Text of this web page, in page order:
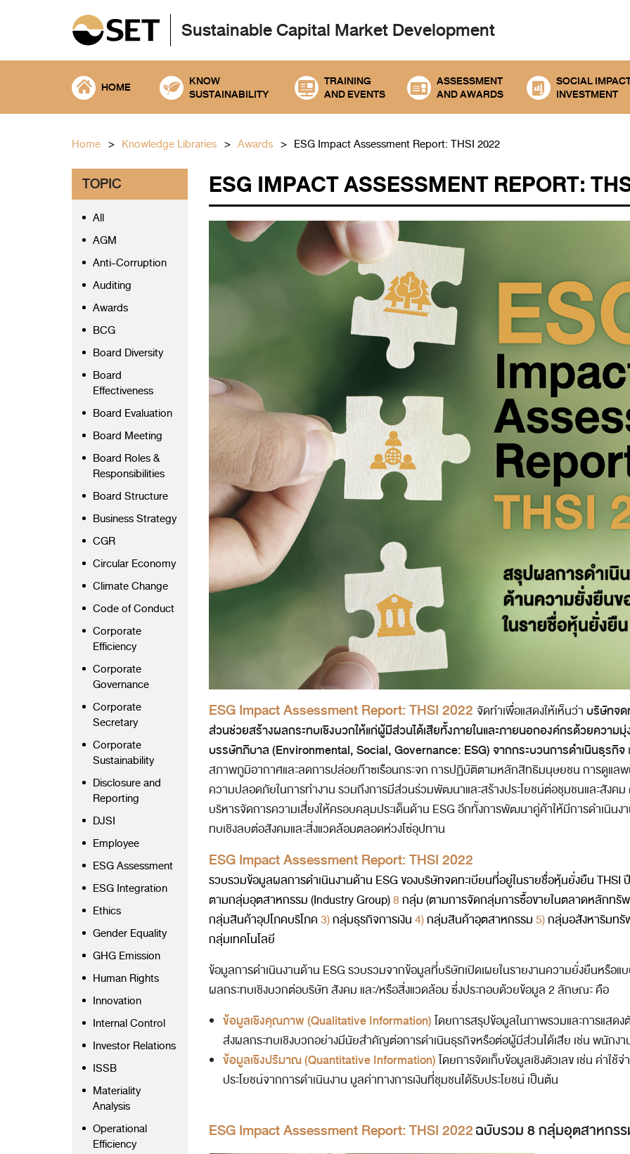
Sustainable Capital Market Development
HOME
KNOW
SUSTAINABILITY
TRAINING
AND EVENTS
ASSESSMENT
AND AWARDS
SOCIAL
INVESTMENT
Home Knowledge Libraries Awards ESG Impact Assessment Report: THSI 2022
TOPIC
All
AGM
Anti-Corruption
Auditing
Awards
BCG
Board Diversity
Board
Effectiveness
Board Evaluation
Board Meeting
Board Roles &
Responsibilities
Board Structure
Business Strategy
CGR
Circular Economy
Climate Change
Code of Conduct
Corporate
Efficiency
Corporate
Governance
Corporate
Secretary
Corporate
Sustainability
Disclosure and
Reporting
DJSI
Employee
ESG Assessment
ESG Integration
Ethics
Gender Equality
GHG Emission
Human Rights
Innovation
Internal Control
Investor Relations
ISSB
Materiality
Analysis
Operational
Efficiency
ESG IMPACT ASSESSMENT REPORT:
ESG Impact Assessment Report: THSI 2022 จัดทำเพื่อแสดงให้เห็นว่าบริษัทจด
ส่วนช่วยสร้างผลกระทบเชิงบวกให้แก่ผู้มีส่วนได้เสียทั้งภายในและภายนอกองค์กรด้วยควา
บรรษัทภิบาล (Environmental, Social, Governance: ESG) จากกระบวนการดำเนินธุรกิจ
สภาพภูมิอากาศและลดการปล่อยก๊าซเรือนกระจก การปฏิบัติตามหลักสิทธิมนุษยชน การดูแล
ความปลอดภัยในการทำงาน รวมถึงการมีส่วนร่วมพัฒนาและสร้างประโยชน์ต่อชุมชนและสังค
บริหารจัดการความเสี่ยงให้ครอบคลุมประเด็นด้าน ESG อีกทั้งการพัฒนาคู่ค้าให้มีการดำเนิ
ทบเชิงลบต่อสังคมและสิ่งแวดล้อมตลอดห่วงโซ่อุปทาน
ESG Impact Assessment Report: THSI 2022
รวบรวมข้อมูลผลการดำเนินงานด้าน ESGของบริษัทจดทะเบียนที่อยู่ในรายชื่อหุ้นยั่งยืน THSI
ตามกลุ่มอุตสาหกรรม (Industry Group)8กลุ่ม (ตามการจัดกลุ่มการซื้อขายในตลาดหลักทรั
กลุ่มสินค้าอุปโภคบริโภค3)กลุ่มธุรกิจการเงิน4)กลุ่มสินค้าอุตสาหกรรม5)กลุ่มอสังหาริมทรั
กลุ่มเทคโนโลยี
ข้อมูลการดำเนินงานด้าน ESG รวบรวมจากข้อมูลที่บริษัทเปิดเผยในรายงานความยั่งยืนหรือ
ผลกระทบเชิงบวกต่อบริษัท สังคม และ/หรือสิ่งแวดล้อม ซึ่งประกอบด้วยข้อมูล 2 ลักษณะ คือ
ข้อมูลเชิงคุณภาพ (Qualitative Information)โดยการสรุปข้อมูลในภาพรวมและการแสดง
ส่งผลกระทบเชิงบวกอย่างมีนัยสำคัญต่อการดำเนินธุรกิจหรือต่อผู้มีส่วนได้เสีย เช่น พนักง
ข้อมูลเชิงปริมาณ (Quantitative Information)โดยการจัดเก็บข้อมูลเชิงตัวเลข เช่น ค่า
ประโยชน์จากการดำเนินงาน มูลค่าทางการเงินที่ชุมชนได้รับประโยชน์ เป็นต้น
ESG Impact Assessment Report: THSI 2022ฉบับรวม 8 กลุ่มอุตสาหกร